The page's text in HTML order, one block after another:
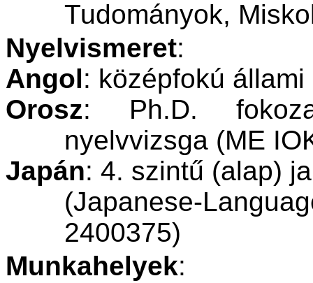
Tudományok,
Nyelvismeret:
Angol: középfokú
Orosz: Ph.D.
nyelvvizsga (ME
Japán: 4. szintű (alap)
(Japanese-
2400375)
Munkahelyek: